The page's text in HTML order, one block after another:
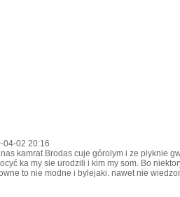
04-02 20:16
kamrat Brodas cuje górolym i ze piyknie
ka my sie urodzili i kim my som. Bo
to nie modne i bylejaki. nawet nie